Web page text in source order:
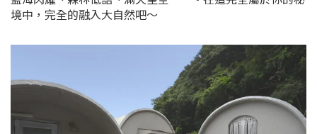
境中，完全的融入大自然吧～